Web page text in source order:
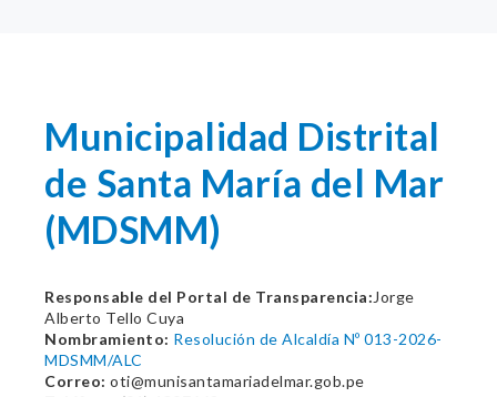
Municipalidad Distrital
de Santa María del Mar
(MDSMM)
Responsable del Portal de Transparencia: Jorge
Alberto Tello Cuya
Nombramiento: Resolución de Alcaldía Nº 013-2026-
MDSMM/ALC
Correo: oti@munisantamariadelmar.gob.pe